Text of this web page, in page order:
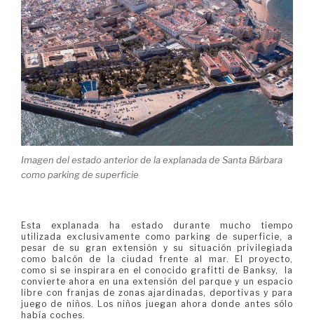
Imagen del estado anterior de la explanada de Santa Bárbara
como parking de superficie
Esta explanada ha estado durante mucho tiempo
utilizada exclusivamente como parking de superficie, a
pesar de su gran extensión y su situación privilegiada
como balcón de la ciudad frente al mar. El proyecto,
como si se inspirara en el conocido grafitti de Banksy, la
convierte ahora en una extensión del parque y un espacio
libre con franjas de zonas ajardinadas, deportivas y para
juego de niños. Los niños juegan ahora donde antes sólo
había coches.